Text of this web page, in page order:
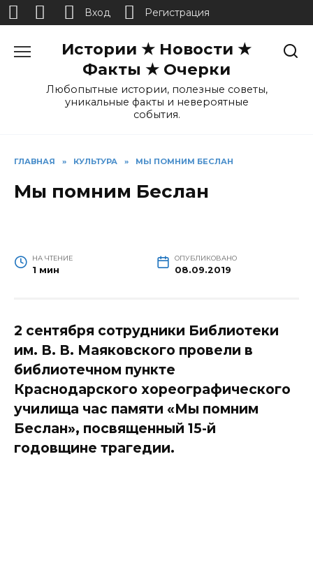
Истории ★ Новости ★
Факты ★ Очерки
Любопытные истории, полезные советы,
уникальные факты и невероятные
события.
ГЛАВНАЯ » КУЛЬТУРА » МЫ ПОМНИМ БЕСЛАН
Мы помним Беслан
НА ЧТЕНИЕ
1 мин
ОПУБЛИКОВАНО
08.09.2019
2 сентября сотрудники Библиотеки
им. В. В. Маяковского провели в
библиотечном пункте
Краснодарского хореографического
училища час памяти «Мы помним
Беслан», посвященный 15-й
годовщине трагедии.
Вход Регистрация